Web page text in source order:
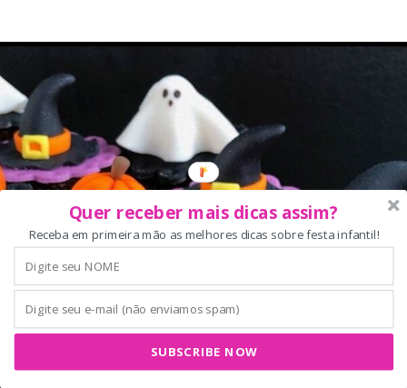
Quer receber mais dicas assim?
Receba em primeira mão as melhores dicas sobre festa infantil!
SUBSCRIBE NOW